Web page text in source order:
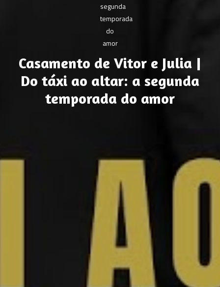
Casamento de Vitor e Julia |
Do táxi ao altar: a segunda
temporada do amor